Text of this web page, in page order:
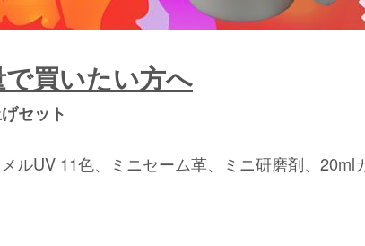
買いたい方へ
セット
ルUV 11色、ミニセーム革、ミニ研磨剤、20ml